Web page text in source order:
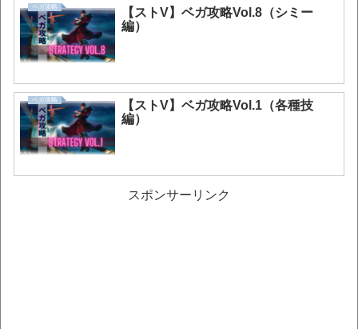
ベガ攻略
【ストV】ベガ攻略Vol.8（シミー
編）
ベガ攻略
【ストV】ベガ攻略Vol.1（各種技
編）
スポンサーリンク